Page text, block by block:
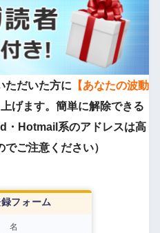
ただいた方に 【あなたの波動
げます。簡単に解除できる
・Hotmail系のアドレスは高
ご注意ください）
フォーム
名